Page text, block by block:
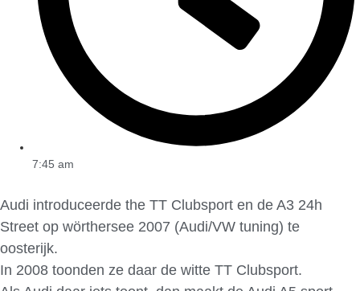
7:45 am
Audi introduceerde the TT Clubsport en de A3 24h
Street op wörthersee 2007 (Audi/VW tuning) te
oosterijk.
In 2008 toonden ze daar de witte TT Clubsport.